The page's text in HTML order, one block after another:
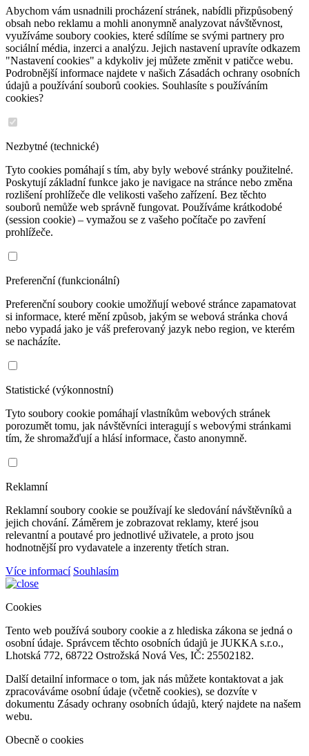
Abychom vám usnadnili procházení stránek, nabídli přizpůsobený
obsah nebo reklamu a mohli anonymně analyzovat návštěvnost,
využíváme soubory cookies, které sdílíme se svými partnery pro
sociální média, inzerci a analýzu. Jejich nastavení upravíte odkazem
"Nastavení cookies" a kdykoliv jej můžete změnit v patičce webu.
Podrobnější informace najdete v našich Zásadách ochrany osobních
údajů a používání souborů cookies. Souhlasíte s používáním
cookies?
Nezbytné (technické)
Tyto cookies pomáhají s tím, aby byly webové stránky použitelné.
Poskytují základní funkce jako je navigace na stránce nebo změna
rozlišení prohlížeče dle velikosti vašeho zařízení. Bez těchto
souborů nemůže web správně fungovat. Používáme krátkodobé
(session cookie) – vymažou se z vašeho počítače po zavření
prohlížeče.
Preferenční (funkcionální)
Preferenční soubory cookie umožňují webové stránce zapamatovat
si informace, které mění způsob, jakým se webová stránka chová
nebo vypadá jako je váš preferovaný jazyk nebo region, ve kterém
se nacházíte.
Statistické (výkonnostní)
Tyto soubory cookie pomáhají vlastníkům webových stránek
porozumět tomu, jak návštěvníci interagují s webovými stránkami
tím, že shromažďují a hlásí informace, často anonymně.
Reklamní
Reklamní soubory cookie se používají ke sledování návštěvníků a
jejich chování. Záměrem je zobrazovat reklamy, které jsou
relevantní a poutavé pro jednotlivé uživatele, a proto jsou
hodnotnější pro vydavatele a inzerenty třetích stran.
Více informací Souhlasím
Cookies
Tento web používá soubory cookie a z hlediska zákona se jedná o
osobní údaje. Správcem těchto osobních údajů je JUKKA s.r.o.,
Lhotská 772, 68722 Ostrožská Nová Ves, IČ: 25502182.
Další detailní informace o tom, jak nás můžete kontaktovat a jak
zpracováváme osobní údaje (včetně cookies), se dozvíte v
dokumentu Zásady ochrany osobních údajů, který najdete na našem
webu.
Obecně o cookies